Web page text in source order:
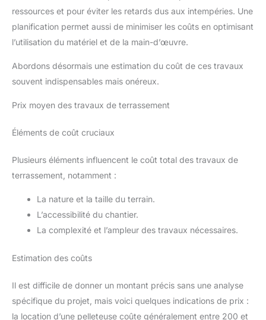
ressources et pour éviter les retards dus aux intempéries. Une
planification permet aussi de minimiser les coûts en optimisant
l’utilisation du matériel et de la main-d’œuvre.
Abordons désormais une estimation du coût de ces travaux
souvent indispensables mais onéreux.
Prix moyen des travaux de terrassement
Éléments de coût cruciaux
Plusieurs éléments influencent le coût total des travaux de
terrassement, notamment :
La nature et la taille du terrain.
L’accessibilité du chantier.
La complexité et l’ampleur des travaux nécessaires.
Estimation des coûts
Il est difficile de donner un montant précis sans une analyse
spécifique du projet, mais voici quelques indications de prix :
la location d’une pelleteuse coûte généralement entre 200 et